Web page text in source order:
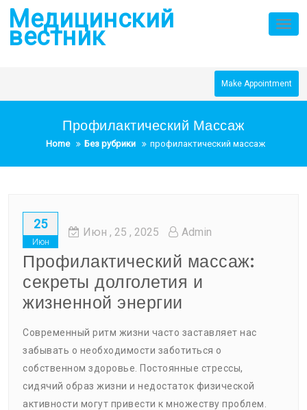
Skip
content
Медицинский
вестник
Make Appointment
Профилактический Массаж
Home Без рубрики профилактический массаж
25
Июн
Июн , 25 , 2025 Admin
Профилактический массаж:
секреты долголетия и
жизненной энергии
Современный ритм жизни часто заставляет нас
забывать о необходимости заботиться о
собственном здоровье. Постоянные стрессы,
сидячий образ жизни и недостаток физической
активности могут привести к множеству проблем.